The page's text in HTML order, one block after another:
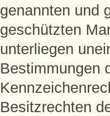
genannten und
geschützten
unterliegen
Bestimmungen
Besitzrechten